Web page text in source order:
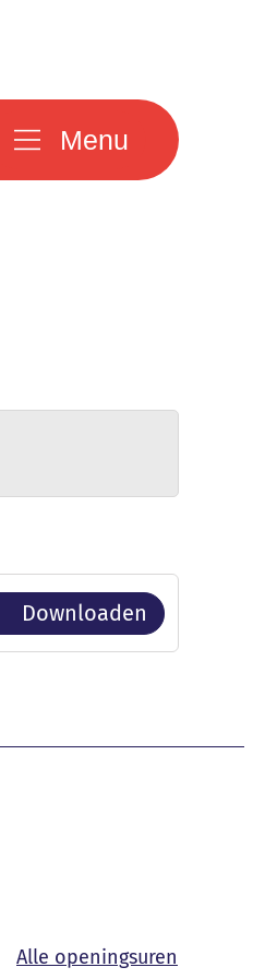
Menu
Downloaden
Alle openingsuren